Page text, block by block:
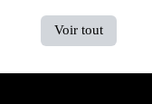
Voir tout